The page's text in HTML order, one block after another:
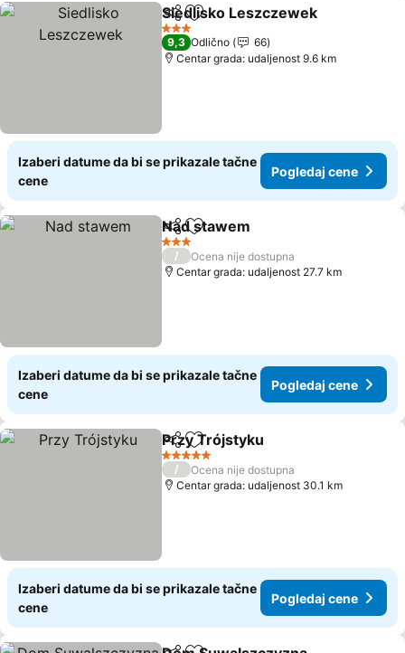
Deli Dodati u favorite
Siedlisko Leszczewek
3 Zvezdice
9,3 Odlično
66
Centar grada: udaljenost 9.6 km
Izaberi datume da bi se prikazale tačne
cene
Pogledaj cene
Deli Dodati u favorite
Nad stawem
3 Zvezdice
/
Ocena nije dostupna
Centar grada: udaljenost 27.7 km
Izaberi datume da bi se prikazale tačne
cene
Pogledaj cene
Deli Dodati u favorite
Przy Trójstyku
5 Zvezdice
/
Ocena nije dostupna
Centar grada: udaljenost 30.1 km
Izaberi datume da bi se prikazale tačne
cene
Pogledaj cene